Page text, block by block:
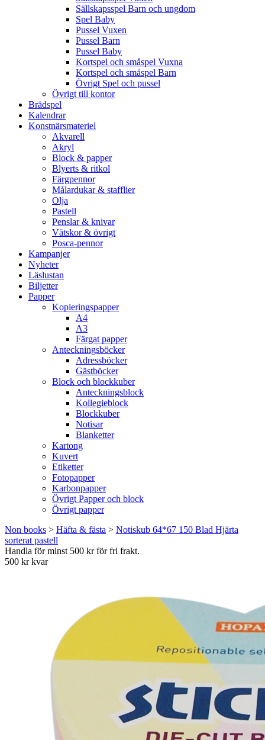
Sällskapsspel Barn och ungdom
Spel Baby
Pussel Vuxen
Pussel Barn
Pussel Baby
Kortspel och småspel Vuxna
Kortspel och småspel Barn
Övrigt Spel och pussel
Övrigt till kontor
Brädspel
Kalendrar
Konstnärsmateriel
Akvarell
Akryl
Block & papper
Blyerts & ritkol
Färgpennor
Målardukar & stafflier
Olja
Pastell
Penslar & knivar
Vätskor & övrigt
Posca-pennor
Kampanjer
Nyheter
Läslustan
Biljetter
Papper
Kopieringspapper
A4
A3
Färgat papper
Anteckningsböcker
Adressböcker
Gästböcker
Block och blockkuber
Anteckningsblock
Kollegieblock
Blockkuber
Notisar
Blanketter
Kartong
Kuvert
Etiketter
Fotopapper
Karbonpapper
Övrigt Papper och block
Övrigt papper
Non books > Häfta & fästa > Notiskub 64*67 150 Blad Hjärta
sorterat pastell
Handla för minst 500 kr för fri frakt.
500 kr kvar